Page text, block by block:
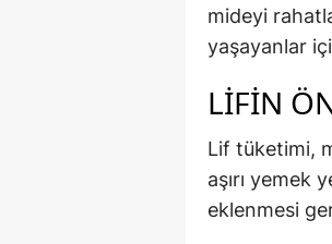
mideyi
yaşayanlar
LIFIN
Lif tüketimi,
aşırı yemek
eklenmesi